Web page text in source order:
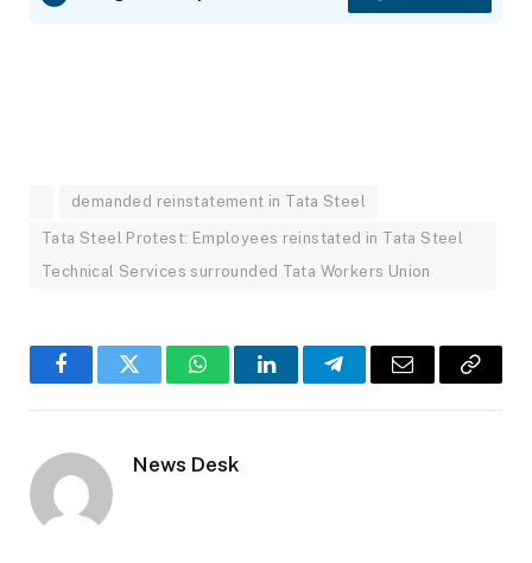
demanded reinstatement in Tata Steel
Tata Steel Protest: Employees reinstated in Tata Steel
Technical Services surrounded Tata Workers Union
FacebookTwitter WhatsAppLinkedInTelegramEmail
Copy
News Desk